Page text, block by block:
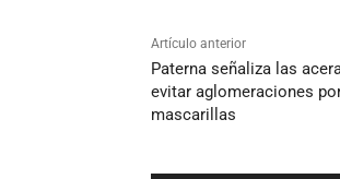
Artículo anterior
Paterna señaliza las
evitar aglomeraciones
mascarillas